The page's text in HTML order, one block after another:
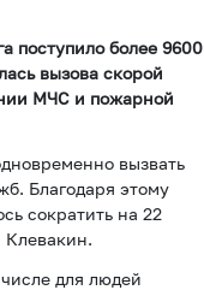
поступило более 9600
вызова скорой
МЧС и пожарной
вызвать
Благодаря этому
сократить на 22
для людей